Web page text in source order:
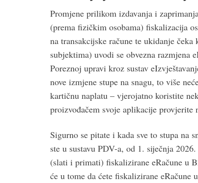
Promjene prilikom izdavanja i
(prema fizičkim osobama) fiskalizacija
na transakcijske račune te ukidanje
subjektima) uvodi se obvezna razmjena
Poreznoj upravi kroz sustav
nove izmjene stupe na snagu, to više
kartičnu naplatu – vjerojatno koristite
proizvođačem svoje aplikacije provjerite
Sigurno se pitate i kada sve to stupa na
ste u sustavu PDV-a, od 1. siječnja
(slati i primati) fiskalizirane eRačune u
će u tome da ćete fiskalizirane